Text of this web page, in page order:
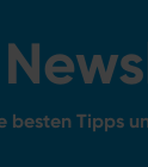
besten Tipps